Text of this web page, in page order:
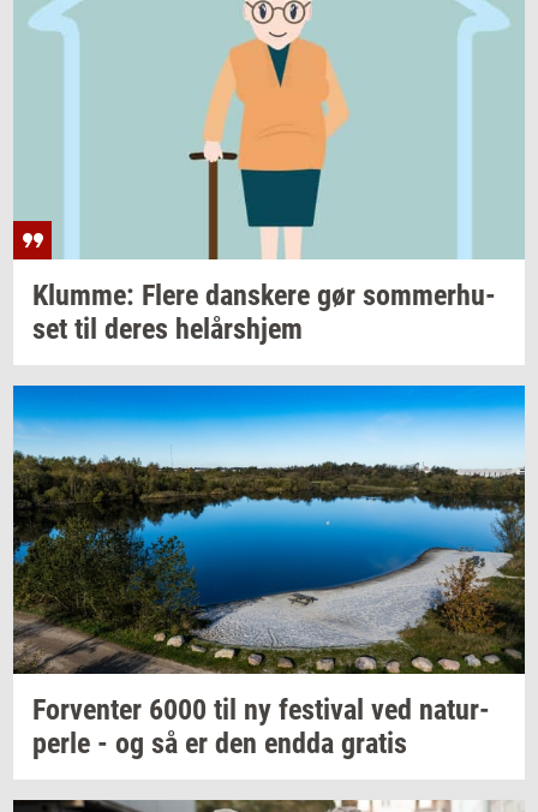
Klum­me: Flere dan­ske­re gør som­mer­hu­
set til deres helårs­hjem
For­ven­ter 6000 til ny festi­val ved na­tur­
per­le - og så er den endda gra­tis